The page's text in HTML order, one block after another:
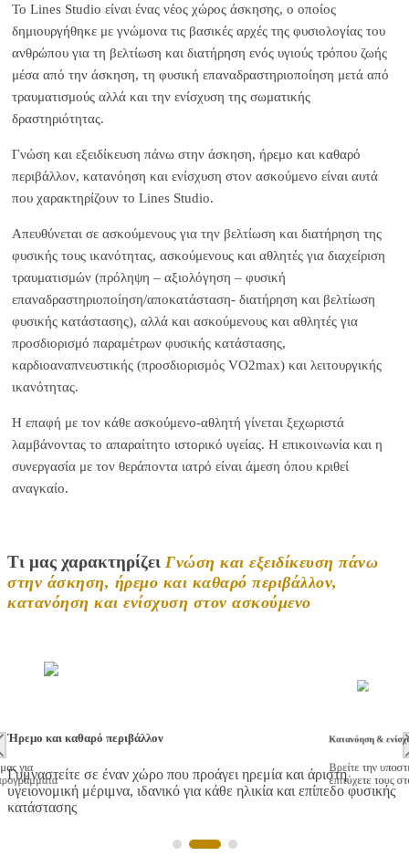
To Lines Studio είναι ένας νέος χώρος άσκησης, ο οποίος
δημιουργήθηκε με γνώμονα τις βασικές αρχές της φυσιολογίας του
ανθρώπου για τη βελτίωση και διατήρηση ενός υγιούς τρόπου ζωής
μέσα από την άσκηση, τη φυσική επαναδραστηριοποίηση μετά από
τραυματισμούς αλλά και την ενίσχυση της σωματικής
δραστηριότητας.
Γνώση και εξειδίκευση πάνω στην άσκηση, ήρεμο και καθαρό
περιβάλλον, κατανόηση και ενίσχυση στον ασκούμενο είναι αυτά
που χαρακτηρίζουν το Lines Studio.
Απευθύνεται σε ασκούμενους για την βελτίωση και διατήρηση της
φυσικής τους ικανότητας, ασκούμενους και αθλητές για διαχείριση
τραυματισμών (πρόληψη – αξιολόγηση – φυσική
επαναδραστηριοποίηση/αποκατάσταση- διατήρηση και βελτίωση
φυσικής κατάστασης), αλλά και ασκούμενους και αθλητές για
προσδιορισμό παραμέτρων φυσικής κατάστασης,
καρδιοαναπνευστικής (προσδιορισμός VO2max) και λειτουργικής
ικανότητας.
Η επαφή με τον κάθε ασκούμενο-αθλητή γίνεται ξεχωριστά
λαμβάνοντας το απαραίτητο ιστορικό υγείας. Η επικοινωνία και η
συνεργασία με τον θεράποντα ιατρό είναι άμεση όπου κριθεί
αναγκαίο.
Τι μας χαρακτηρίζει Γνώση και εξειδίκευση πάνω
στην άσκηση, ήρεμο και καθαρό περιβάλλον,
κατανόηση και ενίσχυση στον ασκούμενο
για
Ήρεμο και καθαρό περιβάλλον
Γυμναστείτε σε έναν χώρο που προάγει ηρεμία και άριστη
υγειονομική μέριμνα, ιδανικό για κάθε ηλικία και επίπεδο φυσικής
κατάστασης
Κατανόηση &
Bρείτε την
επιτύχετε τους